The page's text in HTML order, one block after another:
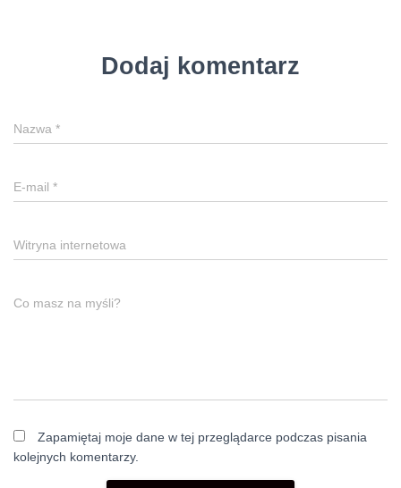
Dodaj komentarz
Nazwa *
E-mail *
Witryna internetowa
Co masz na myśli?
Zapamiętaj moje dane w tej przeglądarce podczas pisania
kolejnych komentarzy.